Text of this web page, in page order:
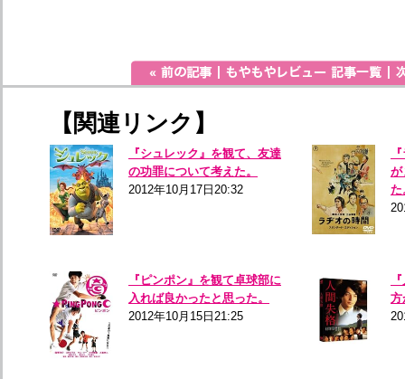
【関連リンク】
『シュレック』を観て、友達
の功罪について考えた。
2012年10月17日20:32
が
た
『ピンポン』を観て卓球部に
入れば良かったと思った。
2012年10月15日21:25
方